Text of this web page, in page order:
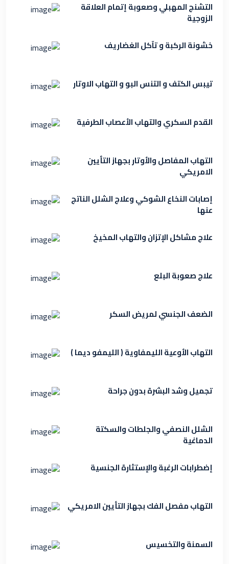
التشنج المهبلي وصعوبة إتمام العلاقة
الزوجية
خشونة الركبة و تآكل الغضاريف
تيبس الكتف و التنس البو و التهاب الاوتار
القدم السكري والتهاب الأعصاب الطرفية
التهاب المفاصل والأوتار بجهاز التأيين
الامريكي
إصابات النخاع الشوكي وعلاج الشلل الناتج
عنها
علاج مشاكل الإتزان والتهاب المخيخ
علاج صعوبة البلع
الضعف الجنسي لمريض السكر
التهاب الأوعية الليمفاوية ( الليمفو ديما )
تجميل وشد البشرة بدون جراحة
الشلل النصفي والجلطات والسكتة
الدماغية
إضطرابات الرغبة والإستثارة الجنسية
التهاب مفصل الفك بجهاز التأيين الامريكي
السمنة والتخسيس